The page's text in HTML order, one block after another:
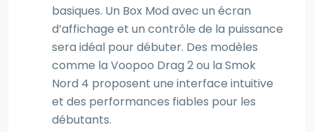
basiques. Un Box Mod avec un écran
d’affichage et un contrôle de la puissance
sera idéal pour débuter. Des modèles
comme la Voopoo Drag 2 ou la Smok
Nord 4 proposent une interface intuitive
et des performances fiables pour les
débutants.